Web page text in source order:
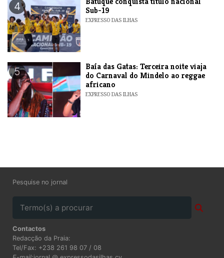
4
Sub-19
EXPRESSO DAS ILHAS
5
Baía das Gatas: Terceira noite viaja
do Carnaval do Mindelo ao reggae
africano
EXPRESSO DAS ILHAS
Pesquise no jornal
Contactos
Redacção da Praia:
Tel/Fax: +238 261 98 07 / 08